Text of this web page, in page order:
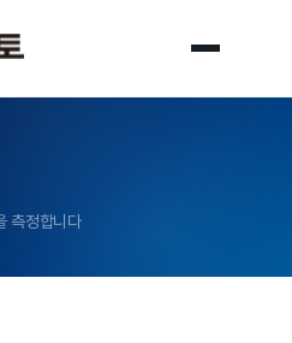
측정합니다